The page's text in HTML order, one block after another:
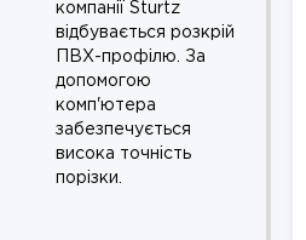
компанії Sturtz
відбувається розкрій
ПВХ-профілю. За
допомогою
комп'ютера
забезпечується
висока точність
порізки.